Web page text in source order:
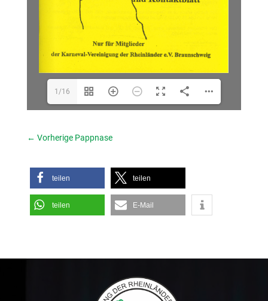
1/16
← Vorherige Pappnase
teilen teilen
teilen E-Mail